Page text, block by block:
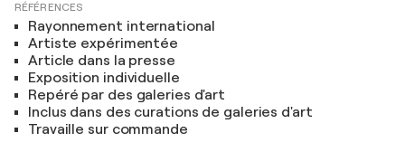
RÉFÉRENCES
Rayonnement international
Artiste expérimentée
Article dans la presse
Exposition individuelle
Repéré par des galeries d'art
Inclus dans des curations de galeries d'art
Travaille sur commande